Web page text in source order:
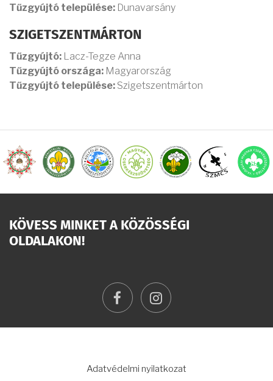
Tűzgyújtó települése: Dunavarsány
SZIGETSZENTMÁRTON
Tűzgyújtó: Lacz-Tegze Anna
Tűzgyújtó országa: Magyarország
Tűzgyújtó települése: Szigetszentmárton
KÖVESS MINKET A KÖZÖSSÉGI
OLDALAKON!
facebookinstagram
Adatvédelmi nyilatkozat